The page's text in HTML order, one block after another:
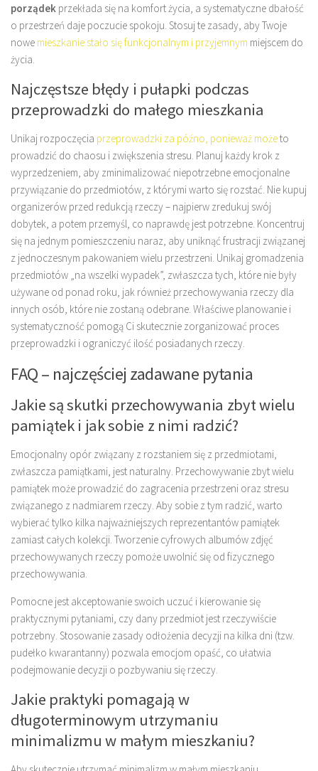
porządek przekłada się na komfort życia, a systematyczne dbałość
o przestrzeń daje poczucie spokoju. Stosuj te zasady, aby Twoje
nowe mieszkanie stało się funkcjonalnym i przyjemnym miejscem do
życia.
Najczęstsze błędy i pułapki podczas
przeprowadzki do małego mieszkania
Unikaj rozpoczęcia przeprowadzki za późno, ponieważ możeto
prowadzić do chaosu i zwiększenia stresu. Planuj każdy krok z
wyprzedzeniem, aby zminimalizować niepotrzebne emocjonalne
przywiązanie do przedmiotów, z którymi warto się rozstać. Nie kupuj
organizerów przed redukcją rzeczy – najpierw zredukuj swój
dobytek, a potem przemyśl, co naprawdę jest potrzebne. Koncentruj
się na jednym pomieszczeniu naraz, aby uniknąć frustracji związanej
z jednoczesnym pakowaniem wielu przestrzeni. Unikaj gromadzenia
przedmiotów „na wszelki wypadek”, zwłaszcza tych, które nie były
używane od ponad roku, jak również przechowywania rzeczy dla
innych osób, które nie zostaną odebrane. Właściwe planowanie i
systematyczność pomogą Ci skutecznie zorganizować proces
przeprowadzki i ograniczyć ilość posiadanych rzeczy.
FAQ – najczęściej zadawane pytania
Jakie są skutki przechowywania zbyt wielu
pamiątek i jak sobie z nimi radzić?
Emocjonalny opór związany z rozstaniem się z przedmiotami,
zwłaszcza pamiątkami, jest naturalny. Przechowywanie zbyt wielu
pamiątek może prowadzić do zagracenia przestrzeni oraz stresu
związanego z nadmiarem rzeczy. Aby sobie z tym radzić, warto
wybierać tylko kilka najważniejszych reprezentantów pamiątek
zamiast całych kolekcji. Tworzenie cyfrowych albumów zdjęć
przechowywanych rzeczy pomoże uwolnić się od fizycznego
przechowywania.
Pomocne jest akceptowanie swoich uczuć i kierowanie się
praktycznymi pytaniami, czy dany przedmiot jest rzeczywiście
potrzebny. Stosowanie zasady odłożenia decyzji na kilka dni (tzw.
pudełko kwarantanny) pozwala emocjom opaść, co ułatwia
podejmowanie decyzji o pozbywaniu się rzeczy.
Jakie praktyki pomagają w
długoterminowym utrzymaniu
minimalizmu w małym mieszkaniu?